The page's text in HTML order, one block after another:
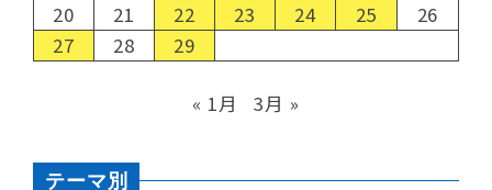
20
21 22 23 24 25
26
27
28 29
« 1月 3月 »
テーマ別